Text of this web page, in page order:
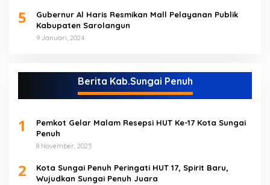
5
Gubernur Al Haris Resmikan Mall Pelayanan Publik
Kabupaten Sarolangun
9 Januari, 2024
Berita Kab.Sungai Penuh
1
Pemkot Gelar Malam Resepsi HUT Ke-17 Kota Sungai
Penuh
8 November, 2025
2
Kota Sungai Penuh Peringati HUT 17, Spirit Baru,
Wujudkan Sungai Penuh Juara